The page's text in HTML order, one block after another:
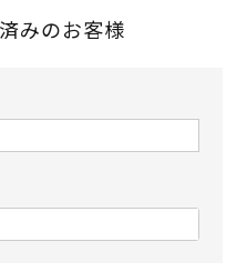
みのお客様